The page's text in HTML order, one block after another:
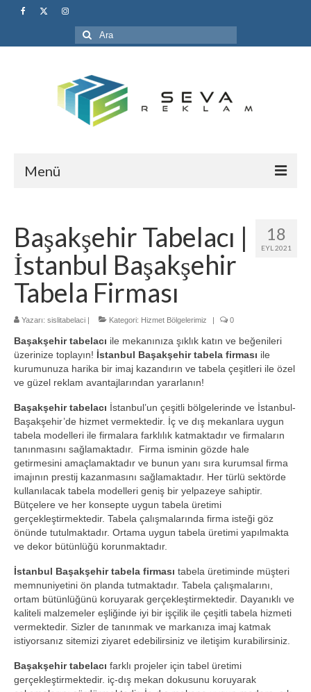
Şunu
ara:
Menü
Hakkımızda
Hizmetlerimiz
1- Pleksi Tabela
2-Ofis Kapı İsimlikleri
3- Banko Arkası Tabela
4- Paslanmaz Krom Harf Tabela
5- Çatı Reklamları Tabelası
6- Totem Tabela
7- Kutu Harf Tabela
8- Dijital Baskı Tabela
9- Hastane Tabelası
10- Eczane Tabelası
Referanslar
Hizmet Bölgelerimiz
Bilgi Bankası
18
EYL 2021
Başakşehir Tabelacı |
İstanbul Başakşehir
Tabela Firması
Yazarı: sislitabelaci | Kategori: Hizmet Bölgelerimiz | 0
Başakşehir tabelacı ile mekanınıza şıklık katın ve beğenileri
üzerinize toplayın! İstanbul Başakşehir tabela firması ile
kurumunuza harika bir imaj kazandırın ve tabela çeşitleri ile özel
ve güzel reklam avantajlarından yararlanın!
Başakşehir tabelacı İstanbul’un çeşitli bölgelerinde ve İstanbul-
Başakşehir’de hizmet vermektedir. İç ve dış mekanlara uygun
tabela modelleri ile firmalara farklılık katmaktadır ve firmaların
tanınmasını sağlamaktadır. Firma isminin gözde hale
getirmesini amaçlamaktadır ve bunun yanı sıra kurumsal firma
imajının prestij kazanmasını sağlamaktadır. Her türlü sektörde
kullanılacak tabela modelleri geniş bir yelpazeye sahiptir.
Bütçelere ve her konsepte uygun tabela üretimi
gerçekleştirmektedir. Tabela çalışmalarında firma isteği göz
önünde tutulmaktadır. Ortama uygun tabela üretimi yapılmakta
ve dekor bütünlüğü korunmaktadır.
İstanbul Başakşehir tabela firması tabela üretiminde müşteri
memnuniyetini ön planda tutmaktadır. Tabela çalışmalarını,
ortam bütünlüğünü koruyarak gerçekleştirmektedir. Dayanıklı ve
kaliteli malzemeler eşliğinde iyi bir işçilik ile çeşitli tabela hizmeti
vermektedir. Sizler de tanınmak ve markanıza imaj katmak
istiyorsanız sitemizi ziyaret edebilirsiniz ve iletişim kurabilirsiniz.
Başakşehir tabelacı farklı projeler için tabel üretimi
gerçekleştirmektedir. iç-dış mekan dokusunu koruyarak